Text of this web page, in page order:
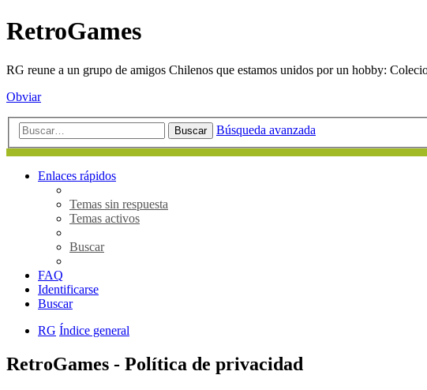
RetroGames
RG reune a un grupo de amigos Chilenos que estamos unidos por un hobby:
Obviar
Buscar Búsqueda avanzada
Enlaces rápidos
Temas sin respuesta
Temas activos
Buscar
FAQ
Identificarse
Buscar
RG Índice general
RetroGames - Política de privacidad